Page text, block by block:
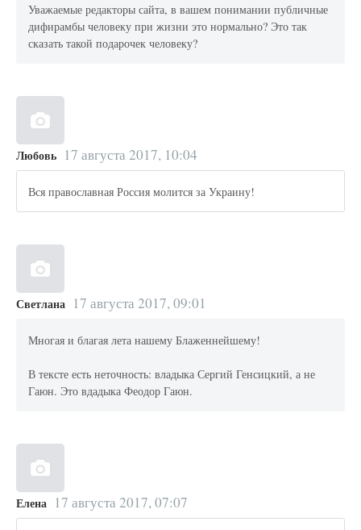
Уважаемые редакторы сайта, в вашем понимании публичные
дифирамбы человеку при жизни это нормально? Это так
сказать такой подарочек человеку?
Любовь 17 августа 2017, 10:04
Вся православная Россия молится за Украину!
Светлана 17 августа 2017, 09:01
Многая и благая лета нашему Блаженнейшему!
В тексте есть неточность: владыка Сергий Генсицкий, а не
Гаюн. Это вдадыка Феодор Гаюн.
Елена 17 августа 2017, 07:07